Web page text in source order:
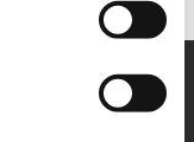
Algemene